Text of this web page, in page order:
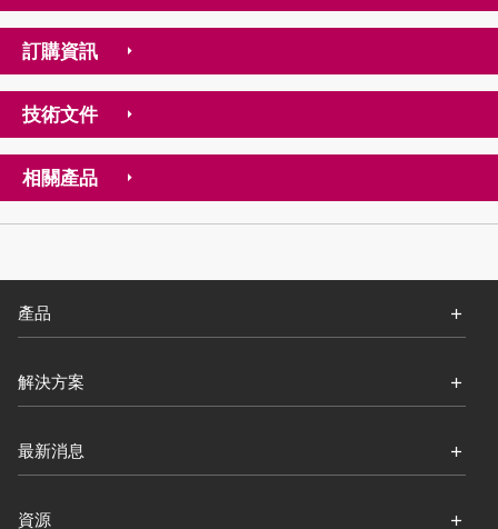
訂購資訊
技術文件
相關產品
產品
解決方案
最新消息
資源